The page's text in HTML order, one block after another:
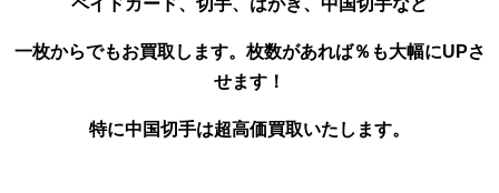
ペイドカード、切手、はがき、中国切手など
一枚からでもお買取します。枚数があれば％も大幅にUPさ
せます！
特に中国切手は超高価買取いたします。